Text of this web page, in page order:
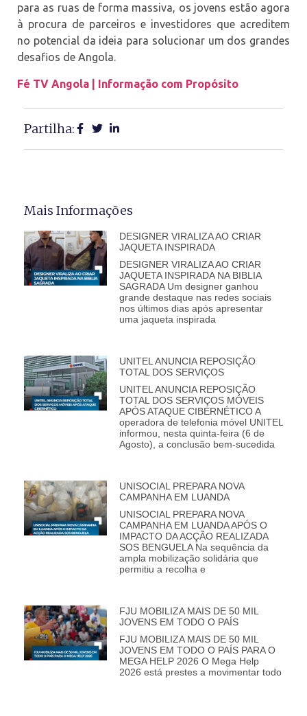
para as ruas de forma massiva, os jovens estão agora
à procura de parceiros e investidores que acreditem
no potencial da ideia para solucionar um dos grandes
desafios de Angola.
Fé TV Angola | Informação com Propósito
Partilha:
Mais Informações
DESIGNER VIRALIZA AO CRIAR
JAQUETA INSPIRADA
DESIGNER VIRALIZA AO CRIAR
JAQUETA INSPIRADA NA BIBLIA
SAGRADA Um designer ganhou
grande destaque nas redes sociais
nos últimos dias após apresentar
uma jaqueta inspirada
UNITEL ANUNCIA REPOSIÇÃO
TOTAL DOS SERVIÇOS
UNITEL ANUNCIA REPOSIÇÃO
TOTAL DOS SERVIÇOS MÓVEIS
APÓS ATAQUE CIBERNÉTICO A
operadora de telefonia móvel UNITEL
informou, nesta quinta-feira (6 de
Agosto), a conclusão bem-sucedida
UNISOCIAL PREPARA NOVA
CAMPANHA EM LUANDA
UNISOCIAL PREPARA NOVA
CAMPANHA EM LUANDA APÓS O
IMPACTO DA ACÇÃO REALIZADA
SOS BENGUELA Na sequência da
ampla mobilização solidária que
permitiu a recolha e
FJU MOBILIZA MAIS DE 50 MIL
JOVENS EM TODO O PAÍS
FJU MOBILIZA MAIS DE 50 MIL
JOVENS EM TODO O PAÍS PARA O
MEGA HELP 2026 O Mega Help
2026 está prestes a movimentar todo